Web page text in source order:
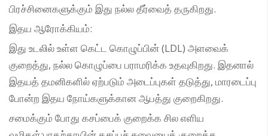
பிரச்சினைகளுக்கும் இது நல்ல தீர்வைத் தருகிறது.
இதய ஆரோக்கியம்:
இது உடலில் உள்ள கெட்ட கொழுப்பின் (LDL) அளவைக்
குறைத்து, நல்ல கொழுப்பை பராமரிக்க உதவுகிறது. இதனால்
இதயத் தமனிகளில் ஏற்படும் அடைப்புகள் தடுத்து, மாரடைப்பு
போன்ற இதய நோய்களுக்கான ஆபத்து குறைகிறது.
சமைக்கும் போது கசப்பைக் குறைக்க சில எளிய